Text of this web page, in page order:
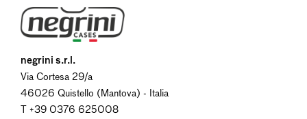
negrini s.r.l.
Via Cortesa 29/a
46026 Quistello (Mantova) - Italia
T +39 0376 625008